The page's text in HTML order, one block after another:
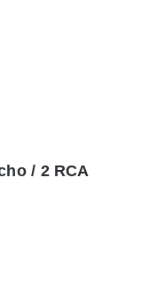
/ 2 RCA